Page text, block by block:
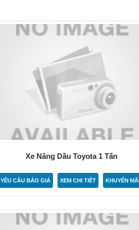
Xe Nâng Dầu Toyota 1 Tấn
YÊU CẦU BÁO GIÁ XEM CHI TIẾT KHUYẾN MÃI